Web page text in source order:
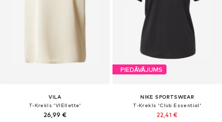
VILA
T-Krekls 'VIEllette'
26,99 €
PIEDĀVĀJUMS
NIKE SPORTSWEAR
T-Krekls 'Club Essential'
22,41 €